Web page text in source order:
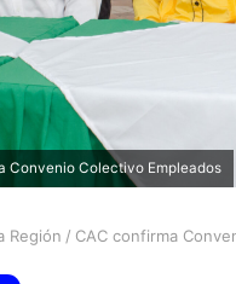
Convenio Colectivo Empleados
Región / CAC confirma